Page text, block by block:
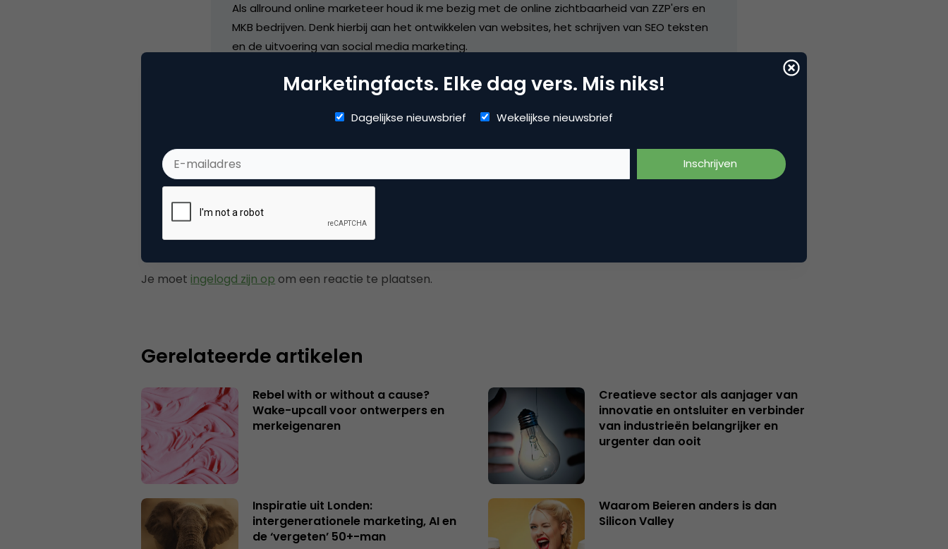
Als allround online marketeer houd ik me bezig met de online zichtbaarheid van ZZP'ers en
MKB bedrijven. Denk hierbij aan het ontwikkelen van websites, het schrijven van SEO teksten
en de uitvoering van social media marketing.
Tags
Plaats reactie
Je moet ingelogd zijn op om een reactie te plaatsen.
Gerelateerde artikelen
Rebel with or without a cause?
Wake-upcall voor ontwerpers en
merkeigenaren
Creatieve sector als aanjager van
innovatie en ontsluiter en verbinder
van industrieën belangrijker en
urgenter dan ooit
Inspiratie uit Londen:
intergenerationele marketing, AI en
de ‘vergeten’ 50+-man
Waarom Beieren anders is dan
Silicon Valley
Marketingfacts. Elke dag vers. Mis niks!
Dagelijkse nieuwsbrief Wekelijkse nieuwsbrief